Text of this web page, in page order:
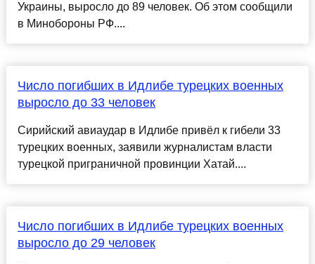
Украины, выросло до 89 человек. Об этом сообщили
в Минобороны РФ....
Число погибших в Идлибе турецких военных
выросло до 33 человек
Сирийский авиаудар в Идлибе привёл к гибели 33
турецких военных, заявили журналистам власти
турецкой приграничной провинции Хатай....
Число погибших в Идлибе турецких военных
выросло до 29 человек